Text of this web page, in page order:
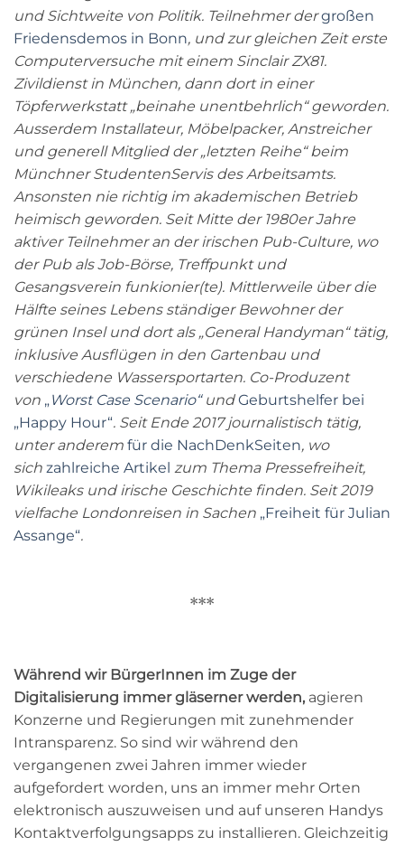
und Sichtweite von Politik. Teilnehmer dergroßen
Friedensdemos in Bonn, und zur gleichen Zeit erste
Computerversuche mit einem Sinclair ZX81.
Zivildienst in München, dann dort in einer
Töpferwerkstatt „beinahe unentbehrlich“ geworden.
Ausserdem Installateur, Möbelpacker, Anstreicher
und generell Mitglied der „letzten Reihe“ beim
Münchner StudentenServis des Arbeitsamts.
Ansonsten nie richtig im akademischen Betrieb
heimisch geworden. Seit Mitte der 1980er Jahre
aktiver Teilnehmer an der irischen Pub-Culture, wo
der Pub als Job-Börse, Treffpunkt und
Gesangsverein funkionier(te). Mittlerweile über die
Hälfte seines Lebens ständiger Bewohner der
grünen Insel und dort als „General Handyman“ tätig,
inklusive Ausflügen in den Gartenbau und
verschiedene Wassersportarten. Co-Produzent
von „Worst Case Scenario“ undGeburtshelfer bei
„Happy Hour“. Seit Ende 2017 journalistisch tätig,
unter anderem für die NachDenkSeiten, wo
sich zahlreiche Artikel zum Thema Pressefreiheit,
Wikileaks und irische Geschichte finden. Seit 2019
vielfache Londonreisen in Sachen „Freiheit für Julian
Assange“.
***
Während wir BürgerInnen im Zuge der
Digitalisierung immer gläserner werden, agieren
Konzerne und Regierungen mit zunehmender
Intransparenz. So sind wir während den
vergangenen zwei Jahren immer wieder
aufgefordert worden, uns an immer mehr Orten
elektronisch auszuweisen und auf unseren Handys
Kontaktverfolgungsapps zu installieren. Gleichzeitig